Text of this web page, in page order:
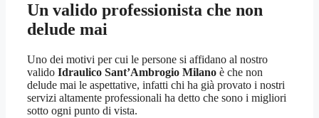
Un valido professionista che non
delude mai
Uno dei motivi per cui le persone si affidano al nostro
valido Idraulico Sant’Ambrogio Milano è che non
delude mai le aspettative, infatti chi ha già provato i nostri
servizi altamente professionali ha detto che sono i migliori
sotto ogni punto di vista.